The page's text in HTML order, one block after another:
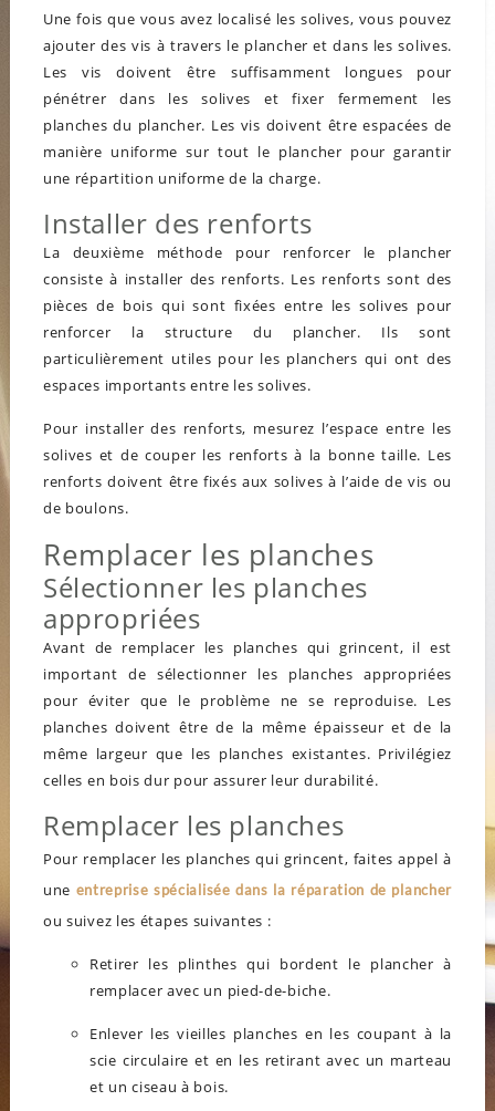
Une fois que vous avez localisé les solives, vous pouvez
ajouter des vis à travers le plancher et dans les solives.
Les vis doivent être suffisamment longues pour
pénétrer dans les solives et fixer fermement les
planches du plancher. Les vis doivent être espacées de
manière uniforme sur tout le plancher pour garantir
une répartition uniforme de la charge.
Installer des renforts
La deuxième méthode pour renforcer le plancher
consiste à installer des renforts. Les renforts sont des
pièces de bois qui sont fixées entre les solives pour
renforcer la structure du plancher. Ils sont
particulièrement utiles pour les planchers qui ont des
espaces importants entre les solives.
Pour installer des renforts, mesurez l’espace entre les
solives et de couper les renforts à la bonne taille. Les
renforts doivent être fixés aux solives à l’aide de vis ou
de boulons.
Remplacer les planches
Sélectionner les planches
appropriées
Avant de remplacer les planches qui grincent, il est
important de sélectionner les planches appropriées
pour éviter que le problème ne se reproduise. Les
planches doivent être de la même épaisseur et de la
même largeur que les planches existantes. Privilégiez
celles en bois dur pour assurer leur durabilité.
Remplacer les planches
Pour remplacer les planches qui grincent, faites appel à
une entreprise spécialisée dans la réparation de plancher
ou suivez les étapes suivantes :
Retirer les plinthes qui bordent le plancher à
remplacer avec un pied-de-biche.
Enlever les vieilles planches en les coupant à la
scie circulaire et en les retirant avec un marteau
et un ciseau à bois.